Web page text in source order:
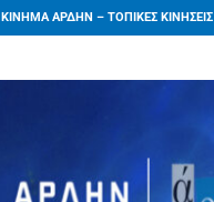
ΚΙΝΗΜΑ ΑΡΔΗΝ – ΤΟΠΙΚΕΣ ΚΙΝΗΣΕΙΣ